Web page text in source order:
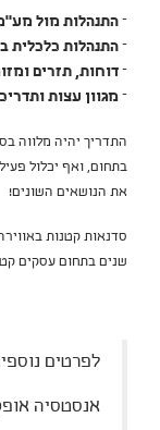
–התנהלות מול
–התנהלות כלכלית
–דוחות, תזרים
– מגוון עצות
התדריך יהיה מלווה
בתחום, ואף יכלול
את הנושאים השונים!
שנים בתחום עסקים
לפרטים
אנסטסיה אופק 050-